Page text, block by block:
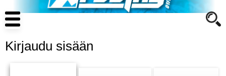
Main
navigation
Kirjaudu sisään